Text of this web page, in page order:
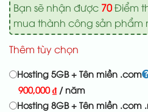
Bạn sẽ nhận được 70Điểm
mua thành công sản phẩm
Thêm tùy chọn
Hosting 5GB + Tên miền .com
900,000₫ / năm
Hosting 8GB + Tên miền .com